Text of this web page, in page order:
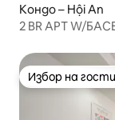
Кондо – Hội An
2 BR APT W/
Избор на
Избор на